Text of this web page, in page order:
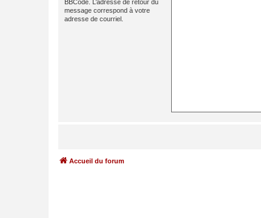
BBCode. L’adresse de retour du
message correspond à votre
adresse de courriel.
Accueil du forum